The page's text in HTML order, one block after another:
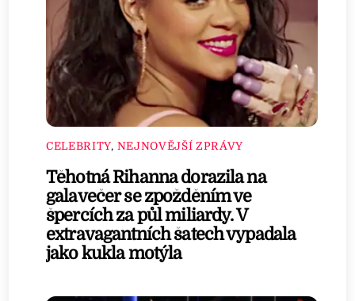
CELEBRITY, NEJNOVĚJŠÍ ZPRÁVY
Těhotná Rihanna dorazila na
galavečer se zpožděním ve
špercích za půl miliardy. V
extravagantních šatech vypadala
jako kukla motýla